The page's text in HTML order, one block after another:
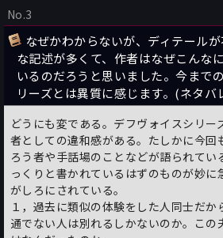
No.3
なぜかわからないが、ディテール
な記述が多くて、作者はなぜこんな
いるのだろうと思いました。今まで
リーズとは異質に感じます。(ネタバ
どうにも変である。デフヴォイスシリー
者としての違和感がある。たしかに今回
ろう者や手話場のことなどが語られてい
っくりと書かれているはずのものが妙に
がしろにされている。
１，過去に類似の体験をした人同士だ
通でない人は別れるしかないのか。こ